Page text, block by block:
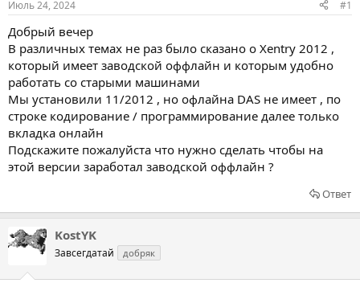
а
Июль 24, 2024 #1
Добрый вечер
В различных темах не раз было сказано о Xentry 2012 ,
который имеет заводской оффлайн и которым удобно
работать со старыми машинами
Мы установили 11/2012 , но офлайна DAS не имеет , по
строке кодирование / программирование далее только
вкладка онлайн
Подскажите пожалуйста что нужно сделать чтобы на
этой версии заработал заводской оффлайн ?
Ответ
KostYK
Завсегдатай добряк